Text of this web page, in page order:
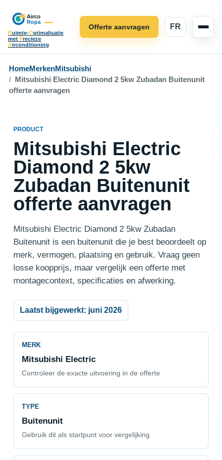
Ruimte-Optimalisatie
met Precieze
Airconditioning
FR
Offerte aanvragen
HomeMerkenMitsubishi
Mitsubishi Electric Diamond 2 5kw Zubadan Buitenunit
offerte aanvragen
PRODUCT
Mitsubishi Electric
Diamond 2 5kw
Zubadan Buitenunit
offerte aanvragen
Mitsubishi Electric Diamond 2 5kw Zubadan
Buitenunit is een buitenunit die je best beoordeelt op
merk, vermogen, plaatsing en gebruik. Vraag geen
losse koopprijs, maar vergelijk een offerte met
montagecontext, specificaties en afwerking.
Laatst bijgewerkt: juni 2026
MERK
Mitsubishi Electric
Controleer de exacte uitvoering in de offerte
TYPE
Buitenunit
Gebruik dit als startpunt voor vergelijking